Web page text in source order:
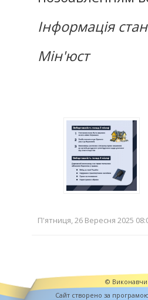
Інформація
Мін'юст
П'ятниця, 26 Вересня 2025
©
Cайт створено за